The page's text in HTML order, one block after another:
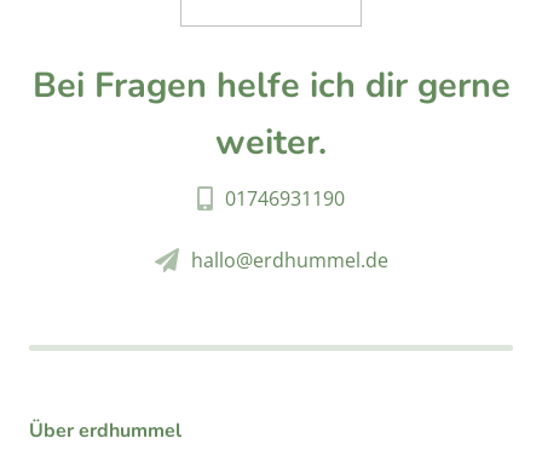
Bei Fragen helfe ich dir gerne
weiter.
01746931190
hallo@erdhummel.de
Über erdhummel